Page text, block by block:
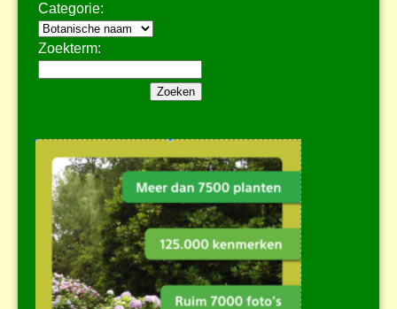
Categorie:
Zoekterm: